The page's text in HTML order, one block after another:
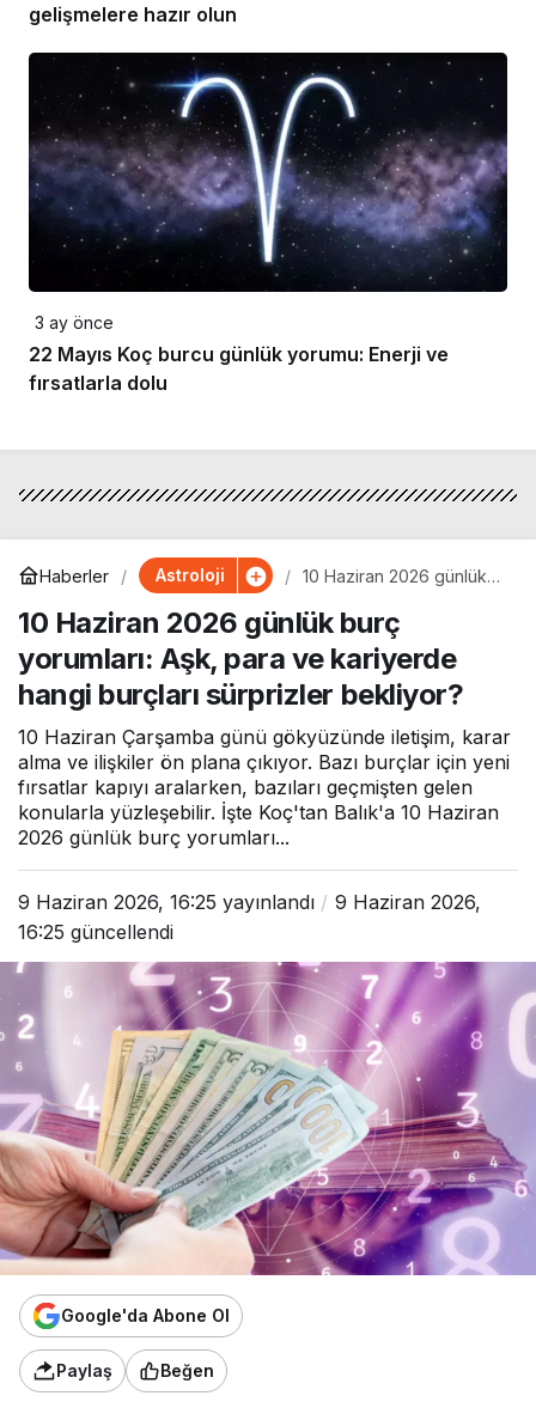
gelişmelere hazır olun
3 ay önce
22 Mayıs Koç burcu günlük yorumu: Enerji ve
fırsatlarla dolu
Haberler Astroloji
10 Haziran 2026 günlük
ve kariyerde hangi
burçları sürprizler
bekliyor?
10 Haziran 2026 günlük burç
yorumları: Aşk, para ve kariyerde
hangi burçları sürprizler bekliyor?
10 Haziran Çarşamba günü gökyüzünde iletişim, karar
alma ve ilişkiler ön plana çıkıyor. Bazı burçlar için yeni
fırsatlar kapıyı aralarken, bazıları geçmişten gelen
konularla yüzleşebilir. İşte Koç'tan Balık'a 10 Haziran
2026 günlük burç yorumları...
9 Haziran 2026, 16:25 yayınlandı
9 Haziran 2026,
16:25 güncellendi
Google'da Abone Ol
Paylaş Beğen